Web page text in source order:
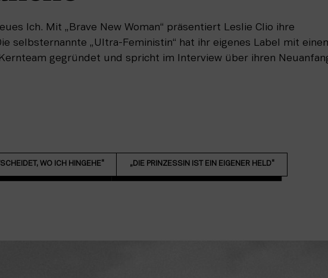
Ich. Mit „Brave New Woman“ präsentiert Leslie Clio ihre
selbsternannte „Ultra-Feministin“ hat ihr eigenes Label mit
gegründet und spricht im Interview über ihren
WO ICH HINGEHE“ „DIE PRINZESSIN IST EIN EIGENER HELD“